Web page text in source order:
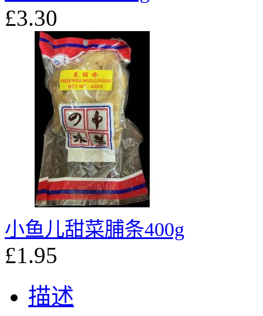
£3.30
小鱼儿甜菜脯条400g
£1.95
描述